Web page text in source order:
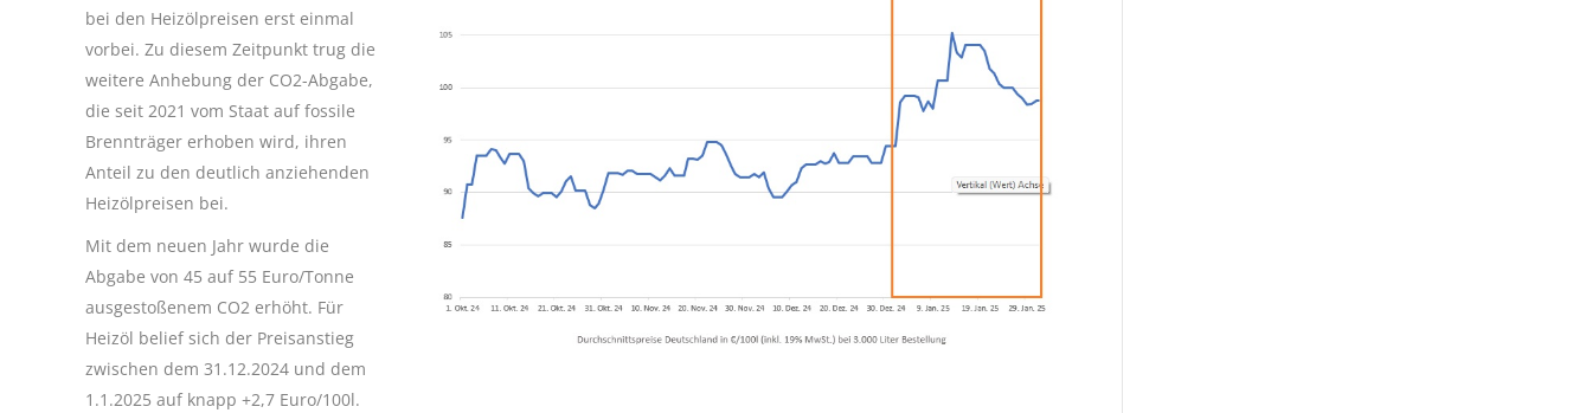
bei den Heizölpreisen erst einmal
vorbei. Zu diesem Zeitpunkt trug die
weitere Anhebung der CO2-Abgabe,
die seit 2021 vom Staat auf fossile
Brennträger erhoben wird, ihren
Anteil zu den deutlich anziehenden
Heizölpreisen bei.
Mit dem neuen Jahr wurde die
Abgabe von 45 auf 55 Euro/Tonne
ausgestoßenem CO2 erhöht. Für
Heizöl belief sich der Preisanstieg
zwischen dem 31.12.2024 und dem
1.1.2025 auf knapp +2,7 Euro/100l.